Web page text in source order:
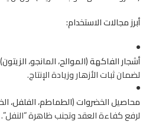
أبرز مجالات الاستخدام:
أشجار الفاكهة (الموالح، المانجو،
لضمان ثبات الأزهار وزيادة الإنتاج.
محاصيل الخضروات (الطماطم، الفلفل،
لرفع كفاءة العقد وتجنب ظاهرة “النفل”.